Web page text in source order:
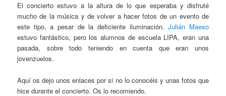
El concierto estuvo a la altura de lo que esperaba y disfruté
mucho de la música y de volver a hacer fotos de un evento de
este tipo, a pesar de la deficiente iluminación.Julián Maeso
estuvo fantástico, pero los alumnos de escuela LIPA, eran una
pasada, sobre todo teniendo en cuenta que eran unos
jovenzuelos.
Aquí os dejo unos enlaces por si no lo conocéis y unas fotos que
hice durante el concierto. Os lo recomiendo.